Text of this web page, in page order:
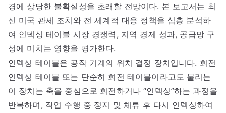
경에 상당한 불확실성을 초래할 전망이다. 본 보고서는 최
신 미국 관세 조치와 전 세계적 대응 정책을 심층 분석하
여 인덱싱 테이블 시장 경쟁력, 지역 경제 성과, 공급망 구
성에 미치는 영향을 평가한다.
인덱싱 테이블은 공작 기계의 위치 결정 장치입니다. 회전
인덱싱 테이블 또는 단순히 회전 테이블이라고도 불리는
이 장치는 축을 중심으로 회전하거나 “인덱싱”하는 과정을
반복하며, 작업 수행 중 정지 및 체류 후 다시 인덱싱하여